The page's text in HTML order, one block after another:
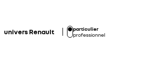
univers Renault
particulier
professionnel